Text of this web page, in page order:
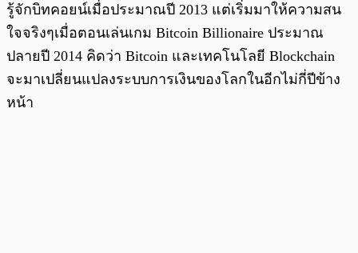
รู้จักบิทคอยน์เมื่อประมาณปี 2013 แต่เริ่มมาให้ความสน
ใจจริงๆเมื่อตอนเล่นเกม Bitcoin Billionaire ประมาณ
ปลายปี 2014 คิดว่า Bitcoin และเทคโนโลยี Blockchain
จะมาเปลี่ยนแปลงระบบการเงินของโลกในอีกไม่กี่ปีข้าง
หน้า